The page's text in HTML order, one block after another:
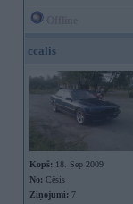
ccalis
Kopš: 18. Sep 2009
No: Cēsis
Ziņojumi: 7